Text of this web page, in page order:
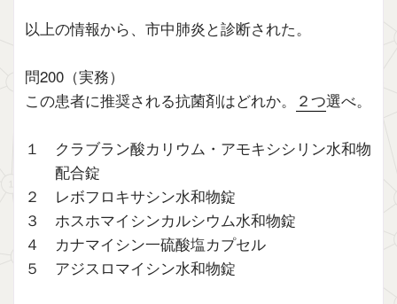
以上の情報から、市中肺炎と診断された。
問200（実務）
この患者に推奨される抗菌剤はどれか。
２つ選べ。
１ クラブラン酸カリウム・アモキシシリン水和物
配合錠
２ レボフロキサシン水和物錠
３ ホスホマイシンカルシウム水和物錠
４ カナマイシン一硫酸塩カプセル
５ アジスロマイシン水和物錠